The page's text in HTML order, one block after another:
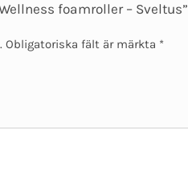
foamroller – Sveltus”
Obligatoriska fält är märkta *